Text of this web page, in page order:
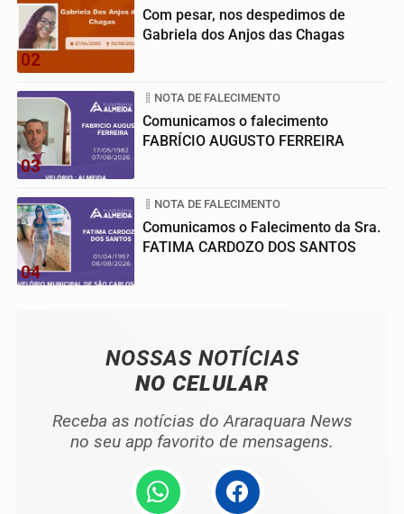
02
Com pesar, nos despedimos de
Gabriela dos Anjos das Chagas
03
NOTA DE FALECIMENTO
Comunicamos o falecimento
FABRÍCIO AUGUSTO FERREIRA
04
NOTA DE FALECIMENTO
Comunicamos o Falecimento da Sra.
FATIMA CARDOZO DOS SANTOS
NOSSAS NOTÍCIAS
NO CELULAR
Receba as notícias do Araraquara News
no seu app favorito de mensagens.